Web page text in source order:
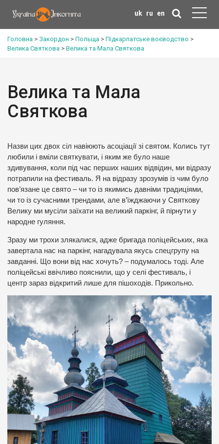
uk ru en
Головна > Закордон > Польща > Підкарпатське воєводство >
Велика Святкова > Велика та Мала Святкова
Велика та Мала
Святкова
Назви цих двох сіл навіюють асоціації зі святом. Колись тут
любили і вміли святкувати, і яким же було наше
здивування, коли під час перших наших відвідин, ми відразу
потрапили на фестиваль. Я на відразу зрозумів із чим було
пов’язане це свято – чи то із якимись давніми традиціями,
чи то із сучасними трендами, але в’їжджаючи у Святкову
Велику ми мусіли заїхати на великий паркінг, й пірнути у
народне гуляння.
Зразу ми трохи злякалися, адже бригада поліцейських, яка
завертала нас на паркінг, нагадувала якусь спецгрупу на
завданні. Що вони від нас хочуть? – подумалось тоді. Але
поліцейські ввічливо пояснили, що у селі фестиваль, і
центр зараз відкритий лише для пішоходів. Прикольно.